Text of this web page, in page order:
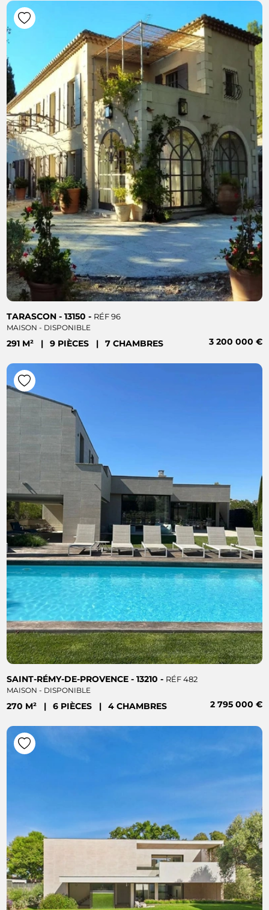
TARASCON - 13150 - RÉF 96
MAISON - DISPONIBLE
291 M² | 9 PIÈCES | 7 CHAMBRES 3 200 000 €
SAINT-RÉMY-DE-PROVENCE - 13210 - RÉF 482
MAISON - DISPONIBLE
270 M² | 6 PIÈCES | 4 CHAMBRES 2 795 000 €